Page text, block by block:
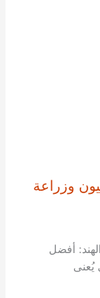
وزراعة
أفضل